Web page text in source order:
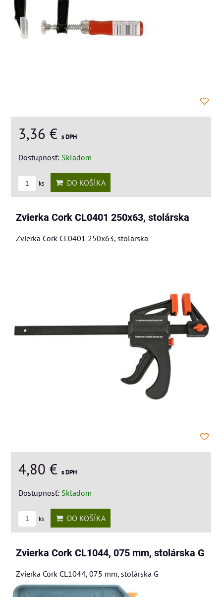
3,36 € s DPH
Dostupnosť: Skladom
ks DO KOŠÍKA
Zvierka Cork CL0401 250x63, stolárska
Zvierka Cork CL0401 250x63, stolárska
4,80 € s DPH
Dostupnosť: Skladom
ks DO KOŠÍKA
Zvierka Cork CL1044, 075 mm, stolárska G
Zvierka Cork CL1044, 075 mm, stolárska G